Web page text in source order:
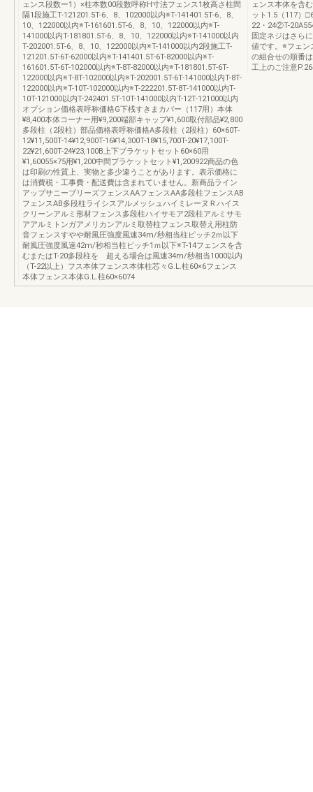
ェンス段数ー1）×柱本数00段数呼称H寸法フェンス1枚高さ柱間
隔1段施工T-121201.5T-6、8、102000以内※T-141401.5T-6、8、
10、122000以内※T-161601.5T-6、8、10、122000以内※T-
141000以内T-181801.5T-6、8、10、122000以内※T-141000以内
T-202001.5T-6、8、10、122000以内※T-141000以内2段施工T-
121201.5T-6T-62000以内※T-141401.5T-6T-82000以内※T-
161601.5T-6T-102000以内※T-8T-82000以内※T-181801.5T-6T-
122000以内※T-8T-102000以内※T-202001.5T-6T-141000以内T-8T-
122000以内※T-10T-102000以内※T-222201.5T-8T-141000以内T-
10T-121000以内T-242401.5T-10T-141000以内T-12T-121000以内
オプション価格表呼称価格G下桟すきまカバー（117用）本体
¥8,400本体コーナー用¥9,200端部キャップ¥1,600取付部品¥2,800
多段柱（2段柱）部品価格表呼称価格A多段柱（2段柱）60×60T-
12¥11,500T-14¥12,900T-16¥14,300T-18¥15,700T-20¥17,100T-
22¥21,600T-24¥23,100B上下ブラケットセット60×60用
¥1,60055×75用¥1,200中間ブラケットセット¥1,200922商品の色
は印刷の性質上、実物と多少違うことがあります。表示価格に
は消費税・工事費・配送費は含まれていません。新商品ライン
アップサニーブリーズフェンスAAフェンスAA多段柱フェンスAB
フェンスAB多段柱ライシスアルメッシュハイミレーヌＲハイス
クリーンアルミ形材フェンス多段柱ハイサモア2段柱アルミサモ
アアルミトンガアメリカンアルミ取替柱フェンス取替え用柱防
音フェンスすやや耐風圧強度風速34m/秒相当柱ピッチ2ｍ以下
耐風圧強度風速42m/秒相当柱ピッチ1ｍ以下※T-14フェンスを含
むまたはT-20多段柱を 超える場合は風速34m/秒相当1000以内
（T-22以上）フス本体フェンス本体柱芯々G.L.柱60×6フェンス
本体フェンス本体G.L.柱60×6074
ェンス本体を含
ット1.5（117）
22・24②T-
固定ネジはさら
値です。※フェン
の組合せの順番
工上のご注意